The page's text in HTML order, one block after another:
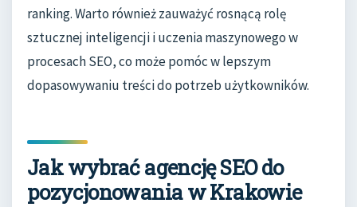
ranking. Warto również zauważyć rosnącą rolę
sztucznej inteligencji i uczenia maszynowego w
procesach SEO, co może pomóc w lepszym
dopasowywaniu treści do potrzeb użytkowników.
Jak wybrać agencję SEO do
pozycjonowania w Krakowie